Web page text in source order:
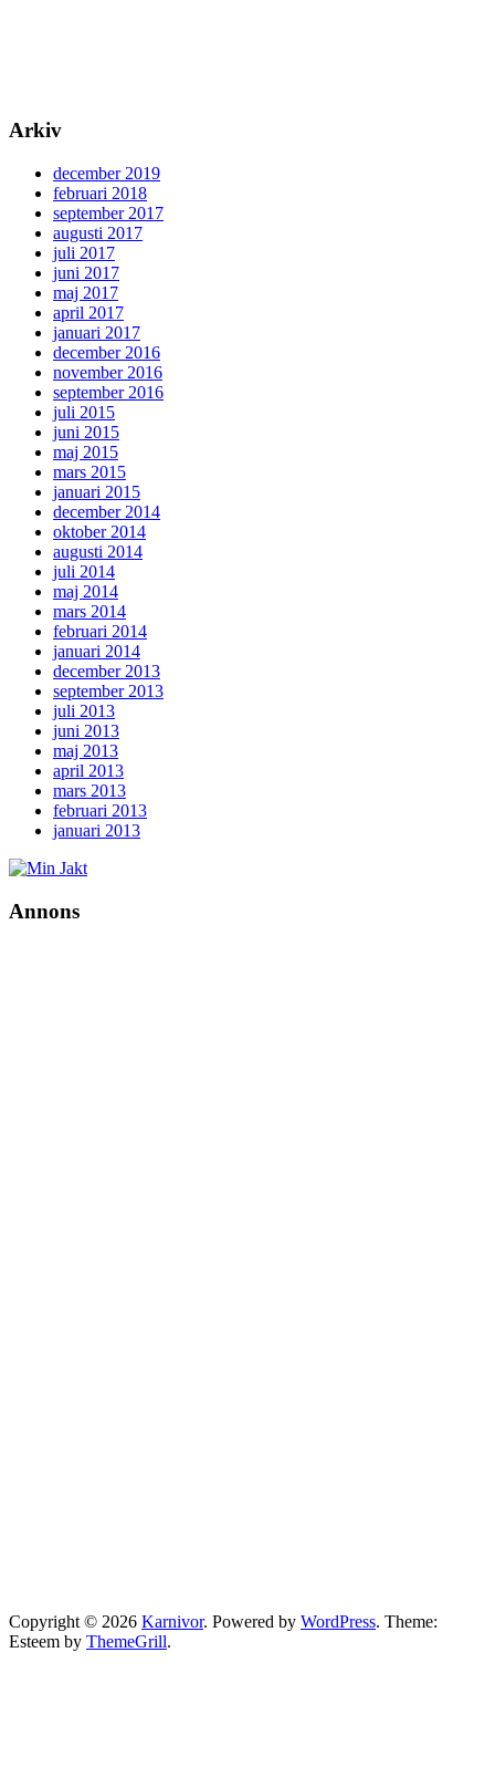
Arkiv
december 2019
februari 2018
september 2017
augusti 2017
juli 2017
juni 2017
maj 2017
april 2017
januari 2017
december 2016
november 2016
september 2016
juli 2015
juni 2015
maj 2015
mars 2015
januari 2015
december 2014
oktober 2014
augusti 2014
juli 2014
maj 2014
mars 2014
februari 2014
januari 2014
december 2013
september 2013
juli 2013
juni 2013
maj 2013
april 2013
mars 2013
februari 2013
januari 2013
Annons
Copyright © 2026 Karnivor. Powered by WordPress. Theme:
Esteem by ThemeGrill.